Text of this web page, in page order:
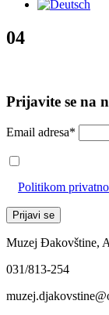
04
Prijavite se na
Email adresa*
Politikom
Muzej Đakovštine,
031/813-254